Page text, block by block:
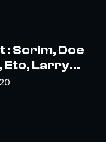
: Scrim, Doe
Eto, Larry...